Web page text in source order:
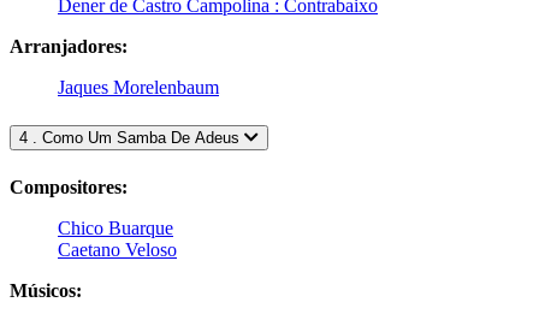
Dener de Castro Campolina : Contrabaixo
Arranjadores:
Jaques Morelenbaum
4 . Como Um Samba De Adeus
Compositores:
Chico Buarque
Caetano Veloso
Músicos: